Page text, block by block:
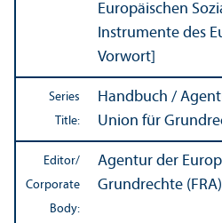
Europäischen
Instrumente des
Vorwort]
Series
Title:
Handbuch /
Union für
Editor/
Corporate
Body:
Agentur der
Grundrechte